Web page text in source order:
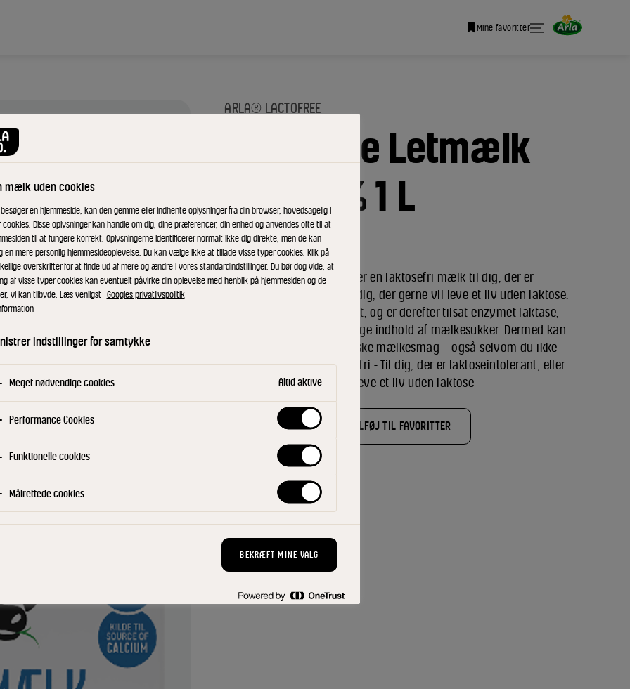
Mine favoritter
ARLA® LACTOFREE
Lactofree Letmælk
drik 1,5% 1 L
ID: 88340 10x1 l
Arla® LactoFREE letmælk er en laktosefri mælk til dig, der er
laktoseintolerant, eller til dig, der gerne vil leve et liv uden laktose.
Arla® LactoFREE er filtreret, og er derefter tilsat enzymet laktase,
som nedbryder det naturlige indhold af mælkesukker. Dermed kan
du nyde den naturlige, friske mælkesmag – også selvom du ikke
kan tåle laktose. - Laktosefri - Til dig, der er laktoseintolerant, eller
til dig, der bare gerne vil leve et liv uden laktose
KØB NU TILFØJ TIL FAVORITTER
Find din konsulent
mælk uden cookies
en hjemmeside, kan den gemme eller indhente oplysninger fra din browser, hovedsagelig i
cookies. Disse oplysninger kan handle om dig, dine præferencer, din enhed og anvendes ofte til at
til at fungere korrekt. Oplysningerne identificerer normalt ikke dig direkte, men de kan
en mere personlig hjemmesideoplevelse. Du kan vælge ikke at tillade visse typer cookies. Klik på
overskrifter for at finde ud af mere og ændre i vores standardindstillinger. Du bør dog vide, at
af visse typer cookies kan eventuelt påvirke din oplevelse med henblik på hjemmesiden og de
vi kan tilbyde. Læs venligst Googles privatlivspolitik
indstillinger for samtykke
Meget nødvendige cookies Altid aktive
Performance Cookies
Funktionelle cookies
Målrettede cookies
BEKRÆFT MINE VALG